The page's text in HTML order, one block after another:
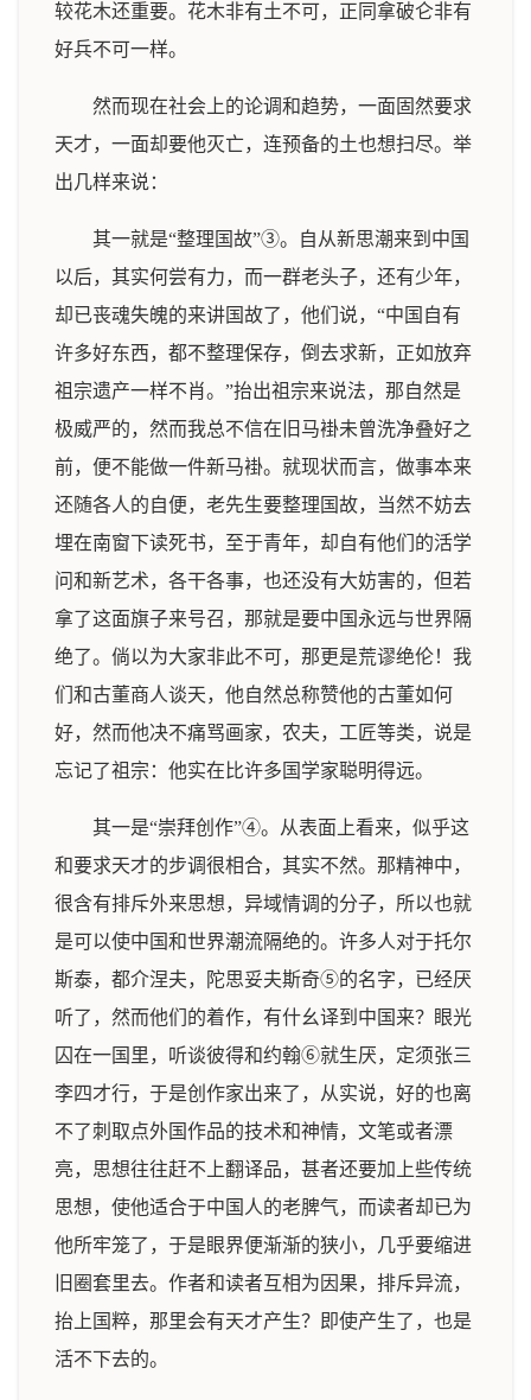
较花木还重要。花木非有土不可，正同拿破仑非有
好兵不可一样。
然而现在社会上的论调和趋势，一面固然要求
天才，一面却要他灭亡，连预备的土也想扫尽。举
出几样来说：
其一就是“整理国故”③。自从新思潮来到中国
以后，其实何尝有力，而一群老头子，还有少年，
却已丧魂失魄的来讲国故了，他们说，“中国自有
许多好东西，都不整理保存，倒去求新，正如放弃
祖宗遗产一样不肖。”抬出祖宗来说法，那自然是
极威严的，然而我总不信在旧马褂未曾洗净叠好之
前，便不能做一件新马褂。就现状而言，做事本来
还随各人的自便，老先生要整理国故，当然不妨去
埋在南窗下读死书，至于青年，却自有他们的活学
问和新艺术，各干各事，也还没有大妨害的，但若
拿了这面旗子来号召，那就是要中国永远与世界隔
绝了。倘以为大家非此不可，那更是荒谬绝伦！我
们和古董商人谈天，他自然总称赞他的古董如何
好，然而他决不痛骂画家，农夫，工匠等类，说是
忘记了祖宗：他实在比许多国学家聪明得远。
其一是“崇拜创作”④。从表面上看来，似乎这
和要求天才的步调很相合，其实不然。那精神中，
很含有排斥外来思想，异域情调的分子，所以也就
是可以使中国和世界潮流隔绝的。许多人对于托尔
斯泰，都介涅夫，陀思妥夫斯奇⑤的名字，已经厌
听了，然而他们的着作，有什幺译到中国来？眼光
囚在一国里，听谈彼得和约翰⑥就生厌，定须张三
李四才行，于是创作家出来了，从实说，好的也离
不了刺取点外国作品的技术和神情，文笔或者漂
亮，思想往往赶不上翻译品，甚者还要加上些传统
思想，使他适合于中国人的老脾气，而读者却已为
他所牢笼了，于是眼界便渐渐的狭小，几乎要缩进
旧圈套里去。作者和读者互相为因果，排斥异流，
抬上国粹，那里会有天才产生？即使产生了，也是
活不下去的。